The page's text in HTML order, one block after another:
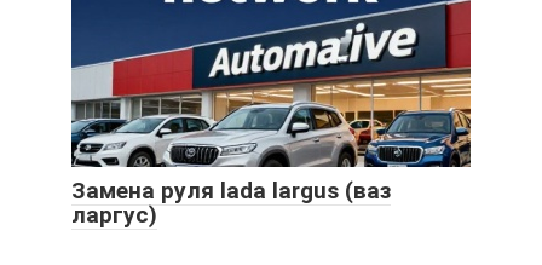
Замена руля lada largus (ваз
ларгус)